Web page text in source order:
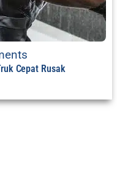
Cepat Rusak